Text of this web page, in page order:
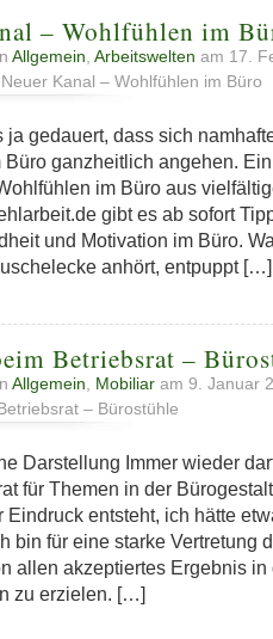
– Wohlfühlen im
Allgemein Arbeitswelten am 17.
Kanal – Wohlfühlen im Büro
ja gedauert, dass sich
Büro ganzheitlich angehen.
im Büro aus
gibt es ab sofort
und Motivation im Büro.
anhört, entpuppt […]
Betriebsrat –
Allgemein, Mobiliar am 9. Januar
– Bürostühle
Darstellung Immer wieder
für Themen in der
Eindruck entsteht, ich hätte
bin für eine starke Vertretung
allen akzeptiertes Ergebnis
zu erzielen. […]